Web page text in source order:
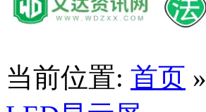
当前位置: 首页 »